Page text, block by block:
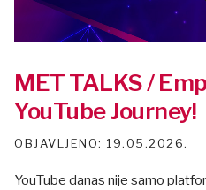
MET TALKS /
YouTube Journey!
19.05.2026.
YouTube danas nije samo